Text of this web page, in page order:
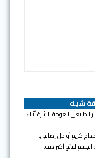
شيك
لنعومة البشرة أثناء
كريم أو جل إضافي.
لنتائج أكثر دقة.